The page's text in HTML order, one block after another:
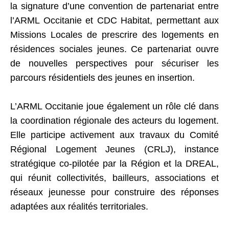
la signature d’une convention de partenariat entre
l’ARML Occitanie et CDC Habitat, permettant aux
Missions Locales de prescrire des logements en
résidences sociales jeunes. Ce partenariat ouvre
de nouvelles perspectives pour sécuriser les
parcours résidentiels des jeunes en insertion.
L’ARML Occitanie joue également un rôle clé dans
la coordination régionale des acteurs du logement.
Elle participe activement aux travaux du Comité
Régional Logement Jeunes (CRLJ), instance
stratégique co-pilotée par la Région et la DREAL,
qui réunit collectivités, bailleurs, associations et
réseaux jeunesse pour construire des réponses
adaptées aux réalités territoriales.